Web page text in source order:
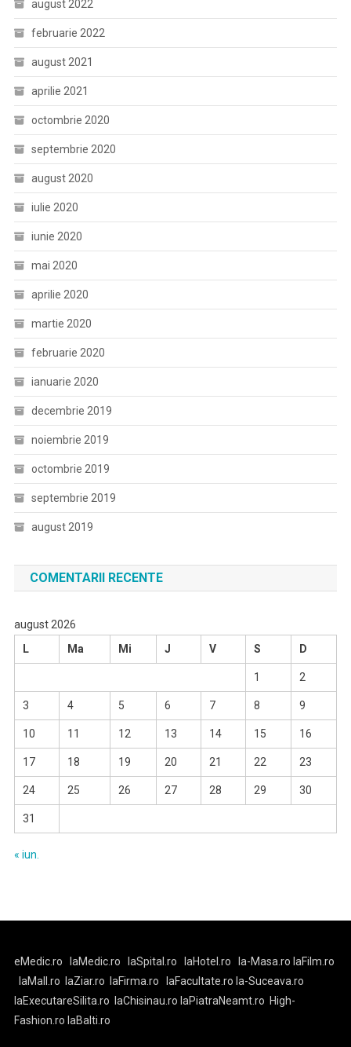
august 2022
februarie 2022
august 2021
aprilie 2021
octombrie 2020
septembrie 2020
august 2020
iulie 2020
iunie 2020
mai 2020
aprilie 2020
martie 2020
februarie 2020
ianuarie 2020
decembrie 2019
noiembrie 2019
octombrie 2019
septembrie 2019
august 2019
COMENTARII RECENTE
august 2026
L
Ma Mi J V S D
1 2
3 4 5 6 7 8 9
10 11 12 13 14 15 16
17 18 19 20 21 22 23
24 25 26 27 28 29 30
31
« iun.
eMedic.ro laMedic.ro laSpital.ro laHotel.ro la-Masa.ro laFilm.ro
laMall.ro
laZiar.ro laFirma.ro laFacultate.ro la-Suceava.ro
laExecutareSilita.ro
laChisinau.ro laPiatraNeamt.ro High-
Fashion.ro laBalti.ro